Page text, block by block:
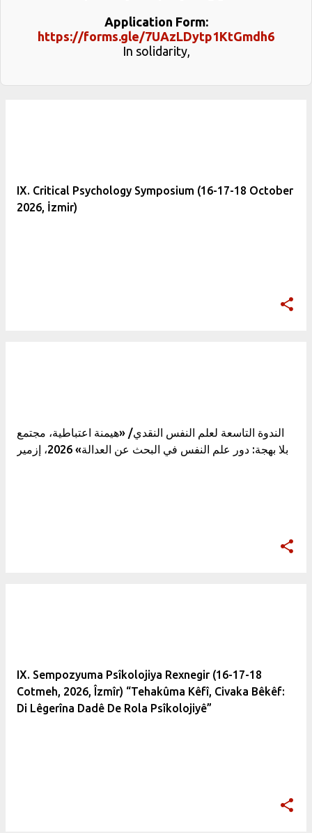
Application Form:
https://forms.gle/7UAzLDytp1KtGmdh6
In solidarity,
IX. Critical Psychology Symposium (16-17-18 October
2026, İzmir)
الندوة التاسعة لعلم النفس النقدي/ «هيمنة اعتباطية، مجتمع
بلا بهجة: دور علم النفس في البحث عن العدالة» 2026، إزمير
IX. Sempozyuma Psîkolojiya Rexnegir (16-17-18
Cotmeh, 2026, Îzmîr) “Tehakûma Kêfî, Civaka Bêkêf:
Di Lêgerîna Dadê De Rola Psîkolojiyê”